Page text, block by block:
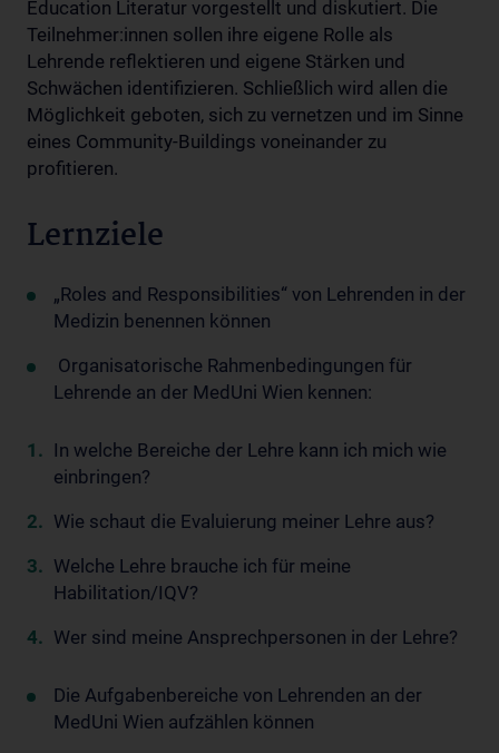
Education Literatur vorgestellt und diskutiert. Die
Teilnehmer:innen sollen ihre eigene Rolle als
Lehrende reflektieren und eigene Stärken und
Schwächen identifizieren. Schließlich wird allen die
Möglichkeit geboten, sich zu vernetzen und im Sinne
eines Community-Buildings voneinander zu
profitieren.
Lernziele
„Roles and Responsibilities“ von Lehrenden in der
Medizin benennen können
Organisatorische Rahmenbedingungen für
Lehrende an der MedUni Wien kennen:
In welche Bereiche der Lehre kann ich mich wie
einbringen?
Wie schaut die Evaluierung meiner Lehre aus?
Welche Lehre brauche ich für meine
Habilitation/IQV?
Wer sind meine Ansprechpersonen in der Lehre?
Die Aufgabenbereiche von Lehrenden an der
MedUni Wien aufzählen können